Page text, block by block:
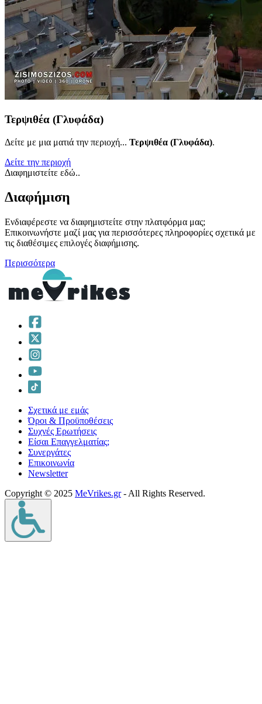
Τερψιθέα (Γλυφάδα)
Δείτε με μια ματιά την περιοχή... Τερψιθέα (Γλυφάδα).
Δείτε την περιοχή
Διαφημιστείτε εδώ..
Διαφήμιση
Ενδιαφέρεστε να διαφημιστείτε στην πλατφόρμα μας;
Επικοινωνήστε μαζί μας για περισσότερες πληροφορίες σχετικά με
τις διαθέσιμες επιλογές διαφήμισης.
Περισσότερα
Σχετικά με εμάς
Όροι & Προϋποθέσεις
Συχνές Ερωτήσεις
Είσαι Επαγγελματίας;
Συνεργάτες
Επικοινωνία
Νewsletter
Copyright © 2025 MeVrikes.gr- All Rights Reserved.